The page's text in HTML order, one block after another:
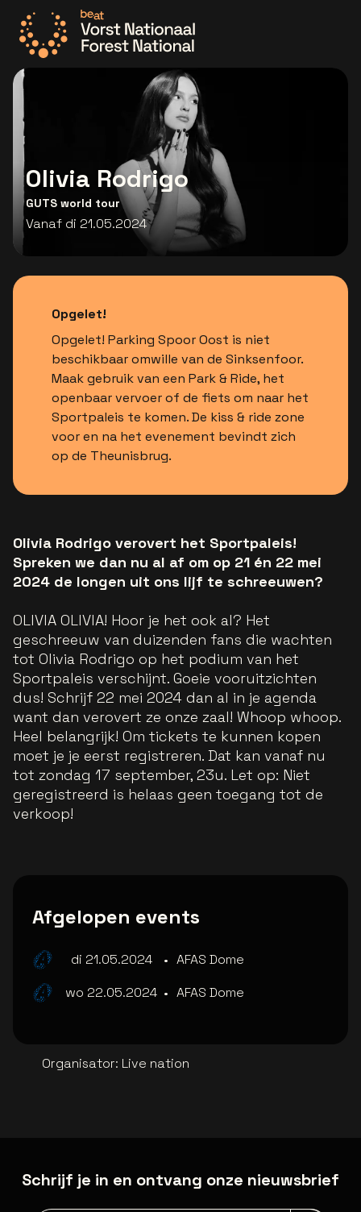
Ga naar de homepage
Olivia Rodrigo
GUTS world tour
Vanaf di 21.05.2024
Opgelet!
Opgelet! Parking Spoor Oost is niet
beschikbaar omwille van de Sinksenfoor.
Maak gebruik van een Park & Ride, het
openbaar vervoer of de fiets om naar het
Sportpaleis te komen. De kiss & ride zone
voor en na het evenement bevindt zich
op de Theunisbrug.
Olivia Rodrigo verovert het Sportpaleis!
Spreken we dan nu al af om op 21 én 22 mei
2024 de longen uit ons lijf te schreeuwen?
OLIVIA OLIVIA! Hoor je het ook al? Het
geschreeuw van duizenden fans die wachten
tot Olivia Rodrigo op het podium van het
Sportpaleis verschijnt. Goeie vooruitzichten
dus! Schrijf 22 mei 2024 dan al in je agenda
want dan verovert ze onze zaal! Whoop whoop.
Heel belangrijk! Om tickets te kunnen kopen
moet je je eerst registreren. Dat kan vanaf nu
tot zondag 17 september, 23u. Let op: Niet
geregistreerd is helaas geen toegang tot de
verkoop!
Afgelopen events
di 21.05.2024 • AFAS Dome
wo 22.05.2024 • AFAS Dome
Organisator: Live nation
Schrijf je in en ontvang onze nieuwsbrief